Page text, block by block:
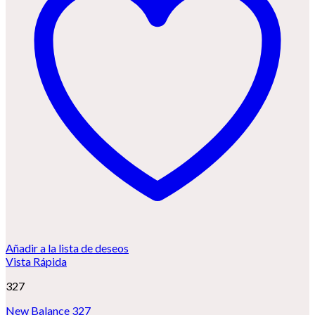
Añadir a la lista de deseos
Vista Rápida
327
New Balance 327